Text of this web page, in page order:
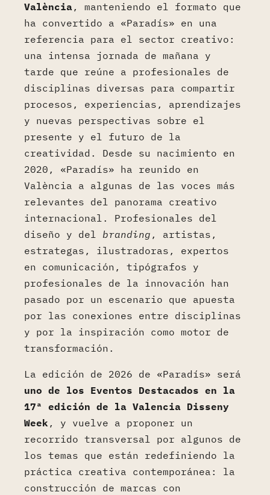
València, manteniendo el formato que
ha convertido a «Paradís» en una
referencia para el sector creativo:
una intensa jornada de mañana y
tarde que reúne a profesionales de
disciplinas diversas para compartir
procesos, experiencias, aprendizajes
y nuevas perspectivas sobre el
presente y el futuro de la
creatividad. Desde su nacimiento en
2020, «Paradís» ha reunido en
València a algunas de las voces más
relevantes del panorama creativo
internacional. Profesionales del
diseño y del branding , artistas,
estrategas, ilustradoras, expertos
en comunicación, tipógrafos y
profesionales de la innovación han
pasado por un escenario que apuesta
por las conexiones entre disciplinas
y por la inspiración como motor de
transformación.
La edición de 2026 de «Paradís» será
uno de los Eventos Destacados en la
17ª edición de la Valencia Disseny
Week, y vuelve a proponer un
recorrido transversal por algunos de
los temas que están redefiniendo la
práctica creativa contemporánea: la
construcción de marcas con